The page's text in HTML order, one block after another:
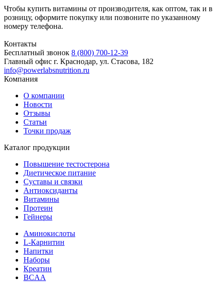
Чтобы купить витамины от производителя, как оптом, так и в
розницу, оформите покупку или позвоните по указанному
номеру телефона.
Контакты
Бесплатный звонок 8 (800) 700-12-39
Главный офис г. Краснодар, ул. Стасова, 182
info@powerlabsnutrition.ru
Компания
О компании
Новости
Отзывы
Статьи
Точки продаж
Каталог продукции
Повышение тестостерона
Диетическое питание
Суставы и связки
Антиоксиданты
Витамины
Протеин
Гейнеры
Аминокислоты
L-Карнитин
Напитки
Наборы
Креатин
BCAA